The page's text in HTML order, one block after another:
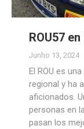
ROU57 en
Junho 13, 2024
El ROU es
regional y ha
aficionados.
personas en
pasan los